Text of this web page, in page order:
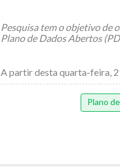
Pesquisa tem o objetivo de
Plano de Dados Abertos
A partir desta quarta-feira,
Es...
Plano